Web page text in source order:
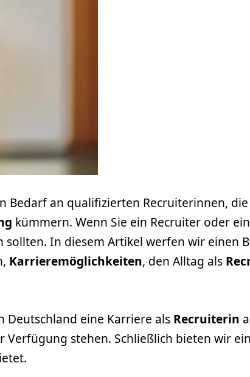
Bedarf an qualifizierten Recruiterinnen,
kümmern. Wenn Sie ein Recruiter oder
In diesem Artikel werfen wir einen
Karrieremöglichkeiten, den Alltag als
Deutschland eine Karriere als Recruiterin
Verfügung stehen. Schließlich bieten wir